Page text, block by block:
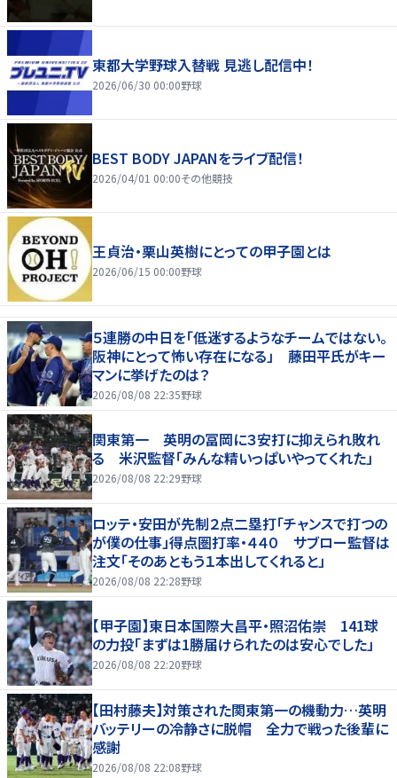
東都大学野球入替戦 見逃し配信中！
2026/06/30 00:00野球
BEST BODY JAPANをライブ配信！
2026/04/01 00:00その他競技
王貞治・栗山英樹にとっての甲子園とは
2026/06/15 00:00野球
５連勝の中日を「低迷するようなチームではない。
阪神にとって怖い存在になる」 藤田平氏がキー
マンに挙げたのは？
2026/08/08 22:35野球
関東第一 英明の冨岡に３安打に抑えられ敗れ
る 米沢監督「みんな精いっぱいやってくれた」
2026/08/08 22:29野球
ロッテ・安田が先制２点二塁打「チャンスで打つの
が僕の仕事」得点圏打率・４４０ サブロー監督は
注文「そのあともう１本出してくれると」
2026/08/08 22:28野球
【甲子園】東日本国際大昌平・照沼佑崇 141球
の力投「まずは1勝届けられたのは安心でした」
2026/08/08 22:20野球
【田村藤夫】対策された関東第一の機動力…英明
バッテリーの冷静さに脱帽 全力で戦った後輩に
感謝
2026/08/08 22:08野球